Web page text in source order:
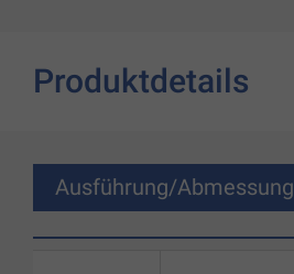
Produktdetails
Ausführung/Abmessung